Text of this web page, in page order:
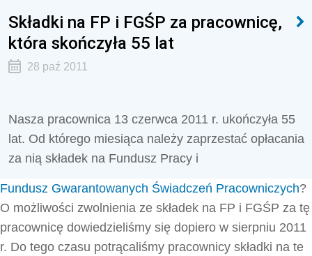
Składki na FP i FGŚP za pracownicę,
która skończyła 55 lat
28 paź 2011
Nasza pracownica 13 czerwca 2011 r. ukończyła 55
lat. Od którego miesiąca należy zaprzestać opłacania
za nią składek na Fundusz Pracy i
Fundusz Gwarantowanych Świadczeń Pracowniczych?
O możliwości zwolnienia ze składek na FP i FGŚP za tę
pracownicę dowiedzieliśmy się dopiero w sierpniu 2011
r. Do tego czasu potrącaliśmy pracownicy składki na te